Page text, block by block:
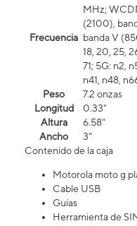
Frecuencia
MHz;
(2100),
banda V
18, 20, 25,
71; 5G: n2,
n41, n48,
Peso
7.2 onzas
Longitud
0.33"
Altura
6.58"
Ancho
3"
Contenido de la caja
Motorola moto g
Cable USB
Guías
Herramienta de